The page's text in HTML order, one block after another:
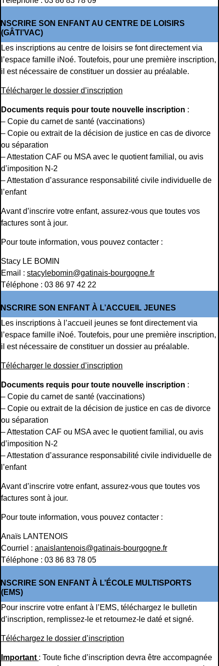
SON ENFANT AU CENTRE DE LOISIRS
(GÂTI’VAC)
Les inscriptions au centre de loisirs se font directement via
l’espace famille iNoé. Toutefois, pour une première inscription,
il est nécessaire de constituer un dossier au préalable.
Télécharger le dossier d’inscription
Documents requis pour toute nouvelle inscription :
– Copie du carnet de santé (vaccinations)
– Copie ou extrait de la décision de justice en cas de divorce
ou séparation
– Attestation CAF ou MSA avec le quotient familial, ou avis
d’imposition N-2
– Attestation d’assurance responsabilité civile individuelle de
l’enfant
Avant d’inscrire votre enfant, assurez-vous que toutes vos
factures sont à jour.
Pour toute information, vous pouvez contacter :
Stacy LE BOMIN
Email : stacylebomin@gatinais-bourgogne.fr
Téléphone : 03 86 97 42 22
SON ENFANT À L’ACCUEIL JEUNES
Les inscriptions à l’accueil jeunes se font directement via
l’espace famille iNoé. Toutefois, pour une première inscription,
il est nécessaire de constituer un dossier au préalable.
Télécharger le dossier d’inscription
Documents requis pour toute nouvelle inscription :
– Copie du carnet de santé (vaccinations)
– Copie ou extrait de la décision de justice en cas de divorce
ou séparation
– Attestation CAF ou MSA avec le quotient familial, ou avis
d’imposition N-2
– Attestation d’assurance responsabilité civile individuelle de
l’enfant
Avant d’inscrire votre enfant, assurez-vous que toutes vos
factures sont à jour.
Pour toute information, vous pouvez contacter :
Anaïs LANTENOIS
Courriel : anaislantenois@gatinais-bourgogne.fr
Téléphone : 03 86 83 78 05
SON ENFANT À L’ÉCOLE MULTISPORTS
(EMS)
Pour inscrire votre enfant à l’EMS, téléchargez le bulletin
d’inscription, remplissez-le et retournez-le daté et signé.
Téléchargez le dossier d’inscription
Important : Toute fiche d’inscription devra être accompagnée